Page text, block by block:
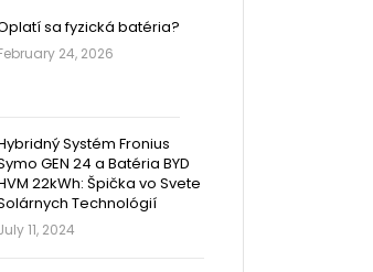
sa fyzická batéria?
24, 2026
Systém Fronius
GEN 24 a Batéria BYD
22kWh: Špička vo Svete
Technológií
11, 2024